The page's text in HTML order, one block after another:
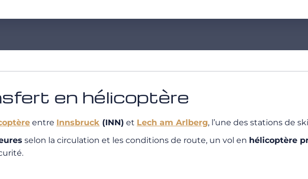
en hélicoptère
entre Innsbruck (INN) et Lech am Arlberg, l’une des stations de
selon la circulation et les conditions de route, un vol en hélicoptère